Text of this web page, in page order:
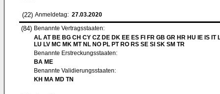
(22) Anmeldetag: 27.03.2020
(84) Benannte Vertragsstaaten:
AL AT BE BG CH CY CZ DE DK EE ES FI FR GB GR HR HU IE IS IT
LU LV MC MK MT NL NO PL PT RO RS SE SI SK SM TR
Benannte Erstreckungsstaaten:
BA ME
Benannte Validierungsstaaten:
KH MA MD TN